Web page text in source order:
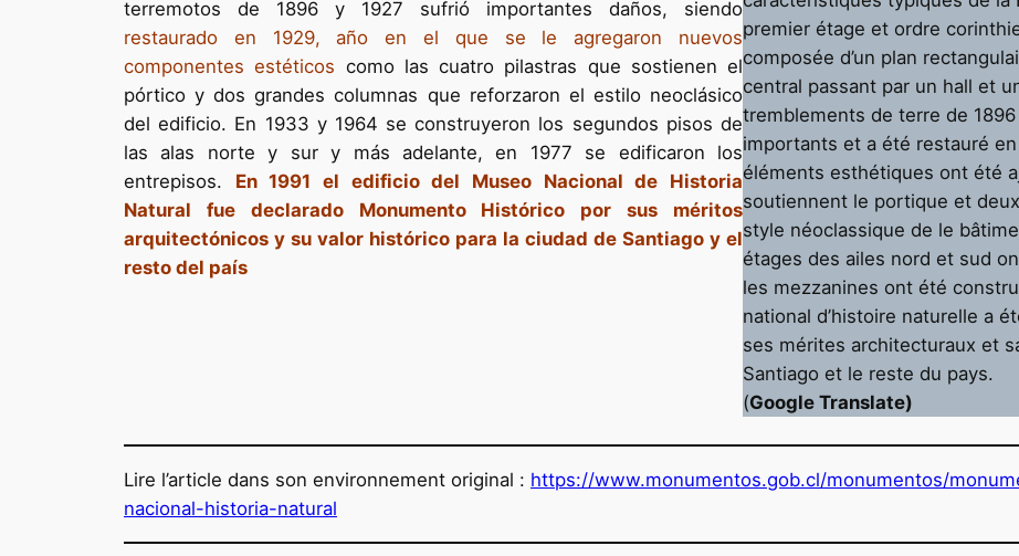
terremotos de 1896 y 1927 sufrió importantes daños, siendo
restaurado en 1929, año en el que se le agregaron nuevos
componentes estéticos como las cuatro pilastras que sostienen el
pórtico y dos grandes columnas que reforzaron el estilo neoclásico
del edificio. En 1933 y 1964 se construyeron los segundos pisos de
las alas norte y sur y más adelante, en 1977 se edificaron los
entrepisos. En 1991 el edificio del Museo Nacional de Historia
Natural fue declarado Monumento Histórico por sus méritos
arquitectónicos y su valor histórico para la ciudad de Santiago y el
resto del país
premier étage et ordre
composée d’un plan
central passant par un hall et
tremblements de terre de
importants et a été restauré
éléments esthétiques ont été
soutiennent le portique et
style néoclassique de le
étages des ailes nord et sud
les mezzanines ont été
national d’histoire naturelle a
ses mérites architecturaux et
Santiago et le reste du pays.
(Google Translate)
Lire l’article dans son environnement original : https://www.monumentos.gob.cl/monumentos/
nacional-historia-natural